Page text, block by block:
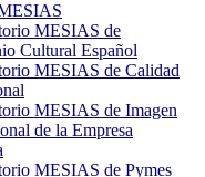
MESIAS de
Cultural Español
MESIAS de Calidad
MESIAS de Imagen
de la Empresa
MESIAS de Pymes